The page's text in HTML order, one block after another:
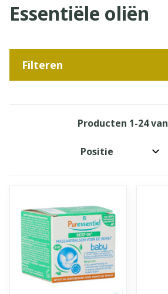
Essentiële oliën
Filteren
Producten 1-24van
Sorteer op: